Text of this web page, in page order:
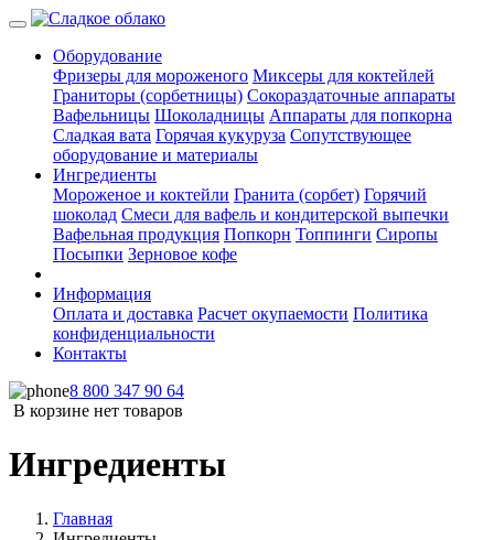
Оборудование
Фризеры для мороженого Миксеры для коктейлей
Граниторы (сорбетницы) Сокораздаточные аппараты
Вафельницы Шоколадницы Аппараты для попкорна
Сладкая вата Горячая кукуруза Сопутствующее
оборудование и материалы
Ингредиенты
Мороженое и коктейли Гранита (сорбет) Горячий
шоколад Смеси для вафель и кондитерской выпечки
Вафельная продукция Попкорн Топпинги Сиропы
Посыпки Зерновое кофе
Информация
Оплата и доставка Расчет окупаемости Политика
конфиденциальности
Контакты
8 800 347 90 64
В корзине нет товаров
Ингредиенты
Главная